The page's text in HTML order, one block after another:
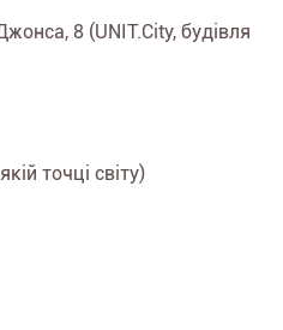
8 (UNIT.City, будівля
точці світу)